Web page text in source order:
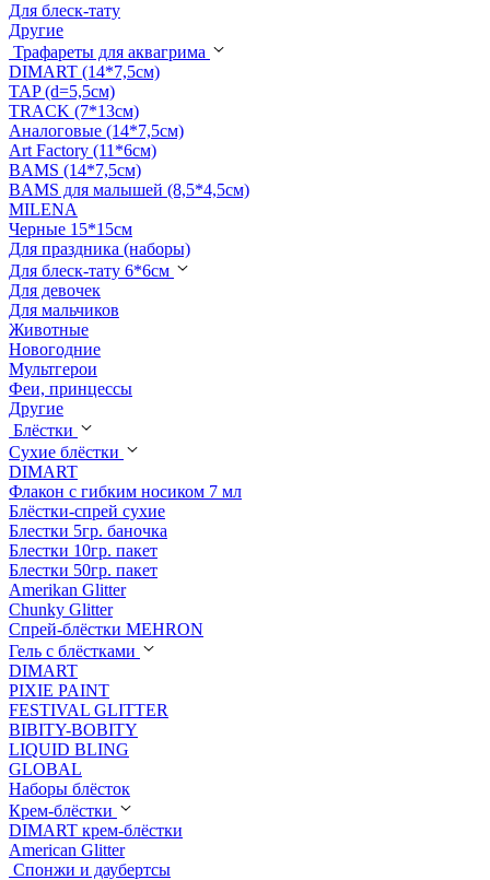
Для блеск-тату
Другие
Трафареты для аквагрима
DIMART (14*7,5см)
TAP (d=5,5см)
TRACK (7*13см)
Аналоговые (14*7,5см)
Art Factory (11*6см)
BAMS (14*7,5см)
BAMS для малышей (8,5*4,5см)
MILENA
Черные 15*15см
Для праздника (наборы)
Для блеск-тату 6*6см
Для девочек
Для мальчиков
Животные
Новогодние
Мультгерои
Феи, принцессы
Другие
Блёстки
Сухие блёстки
DIMART
Флакон с гибким носиком 7 мл
Блёстки-спрей сухие
Блестки 5гр. баночка
Блестки 10гр. пакет
Блестки 50гр. пакет
Amerikan Glitter
Chunky Glitter
Спрей-блёстки MEHRON
Гель с блёстками
DIMART
PIXIE PAINT
FESTIVAL GLITTER
BIBITY-BOBITY
LIQUID BLING
GLOBAL
Наборы блёсток
Крем-блёстки
DIMART крем-блёстки
American Glitter
Спонжи и даубертсы